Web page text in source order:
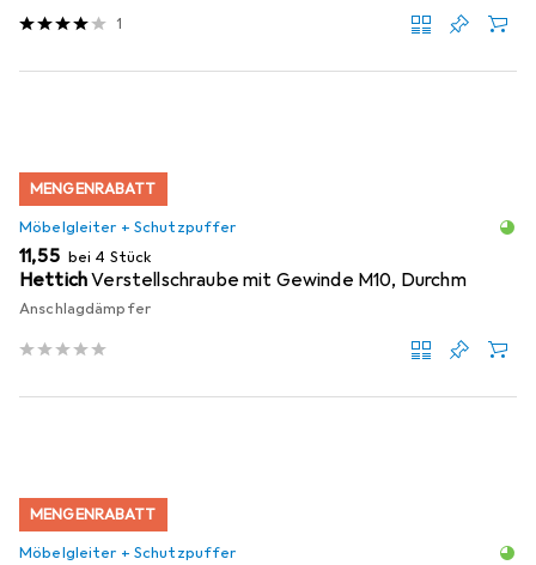
1
MENGENRABATT
Möbelgleiter + Schutzpuffer
EUR
11,55 bei 4 Stück
HettichVerstellschraube mit Gewinde M10, Durchm
Anschlagdämpfer
MENGENRABATT
Möbelgleiter + Schutzpuffer